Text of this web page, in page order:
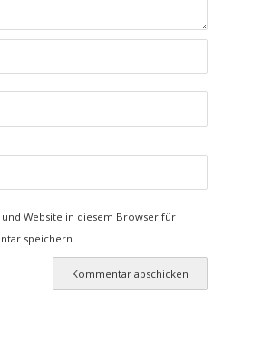
und Website in diesem Browser für
speichern.